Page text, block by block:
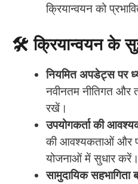
क्रियान्वयन को
🛠️ क्रियान्वयन के
नियमित अपडेट्स पर
नवीनतम नीतिगत और
रखें।
उपयोगकर्ता की
की आवश्यकताओं और
योजनाओं में सुधार करें।
सामुदायिक सहभागिता